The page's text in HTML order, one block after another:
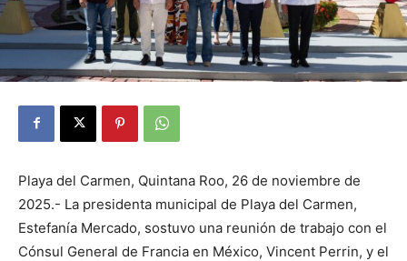
Playa del Carmen, Quintana Roo, 26 de noviembre de
2025.- La presidenta municipal de Playa del Carmen,
Estefanía Mercado, sostuvo una reunión de trabajo con el
Cónsul General de Francia en México, Vincent Perrin, y el